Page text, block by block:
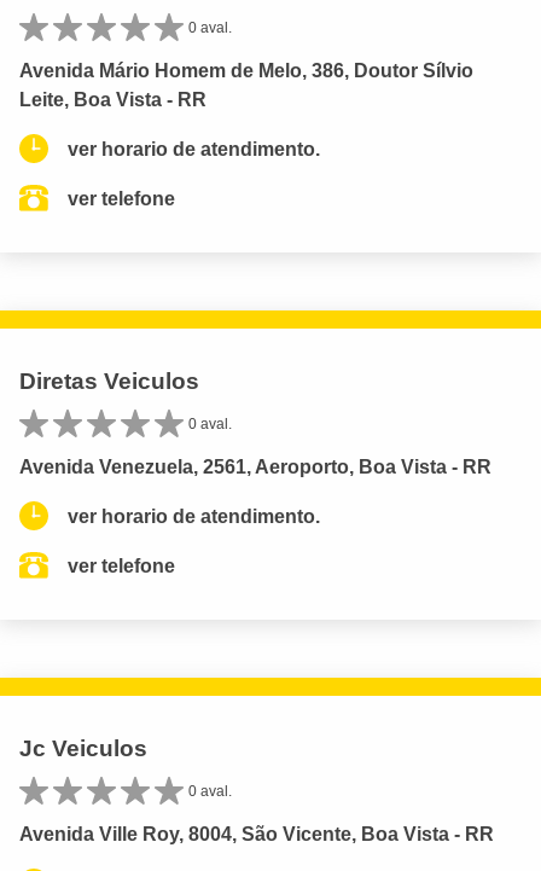
0 aval.
Avenida Mário Homem de Melo, 386, Doutor Sílvio
Leite, Boa Vista - RR
ver horario de atendimento.
ver telefone
Diretas Veiculos
0 aval.
Avenida Venezuela, 2561, Aeroporto, Boa Vista - RR
ver horario de atendimento.
ver telefone
Jc Veiculos
0 aval.
Avenida Ville Roy, 8004, São Vicente, Boa Vista - RR